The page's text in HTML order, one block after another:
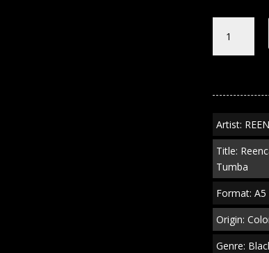
(888
Tumba"
A5
quantity
Artist:
Title:
Tumba
Format:
Origin:
Genre: